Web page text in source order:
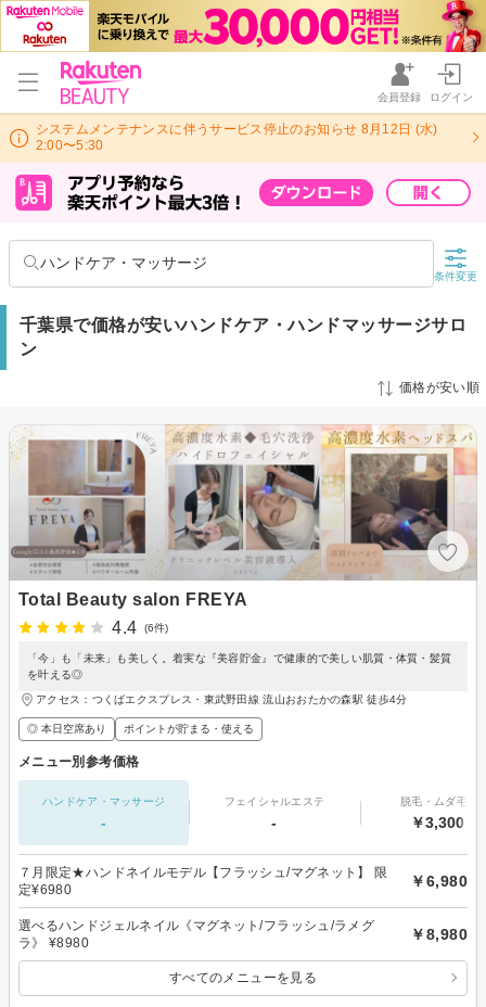
会員登録 ログイン
システムメンテナンスに伴うサービス停止のお知らせ 8月12日 (水)
2:00〜5:30
ハンドケア・マッサージ
条件変更
千葉県で価格が安いハンドケア・ハンドマッサージサロ
ン
価格が安い順
Total Beauty salon FREYA
4.4
(6件)
「今」も「未来」も美しく。着実な『美容貯金』で健康的で美しい肌質・体質・髪質
を叶える◎
アクセス：つくばエクスプレス・東武野田線 流山おおたかの森駅 徒歩4分
◎ 本日空席あり ポイントが貯まる・使える
メニュー別参考価格
ハンドケア・マッサージ
-
フェイシャルエステ
-
脱毛・ムダ毛処
￥3,300～
７月限定★ハンドネイルモデル【フラッシュ/マグネット】 限
定¥6980
￥6,980
選べるハンドジェルネイル《マグネット/フラッシュ/ラメグ
ラ》 ¥8980
￥8,980
すべてのメニューを見る